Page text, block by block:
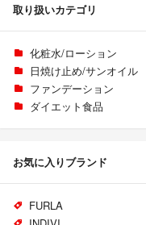
取り扱いカテゴリ
化粧水/ローション
日焼け止め/サンオイル
ファンデーション
ダイエット食品
お気に入りブランド
FURLA